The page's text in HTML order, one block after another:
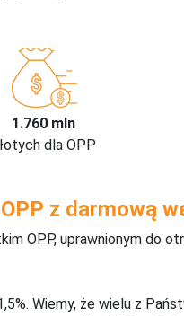
1.760 mln
dla OPP
z darmową
OPP, uprawnionym do
Wiemy, że wielu z